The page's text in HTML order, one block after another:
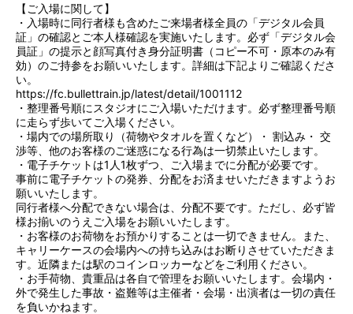
【ご入場に関して】
・入場時に同行者様も含めたご来場者様全員の「デジタル会員
証」の確認とご本人様確認を実施いたします。必ず「デジタル会
員証」の提示と顔写真付き身分証明書（コピー不可・原本のみ有
効）のご持参をお願いいたします。詳細は下記よりご確認くださ
い。
https://fc.bullettrain.jp/latest/detail/1001112
・整理番号順にスタジオにご入場いただけます。必ず整理番号順
に走らず歩いてご入場ください。
・場内での場所取り（荷物やタオルを置くなど）・ 割込み・ 交
渉等、他のお客様のご迷惑になる行為は一切禁止いたします。
・電子チケットは1人1枚ずつ、ご入場までに分配が必要です。
事前に電子チケットの発券、分配をお済ませいただきますようお
願いいたします。
同行者様へ分配できない場合は、分配不要です。ただし、必ず皆
様お揃いのうえご入場をお願いいたします。
・お客様のお荷物をお預かりすることは一切できません。また、
キャリーケースの会場内への持ち込みはお断りさせていただきま
す。近隣または駅のコインロッカーなどをご利用ください。
・お手荷物、貴重品は各自で管理をお願いいたします。会場内・
外で発生した事故・盗難等は主催者・会場・出演者は一切の責任
を負いかねます。